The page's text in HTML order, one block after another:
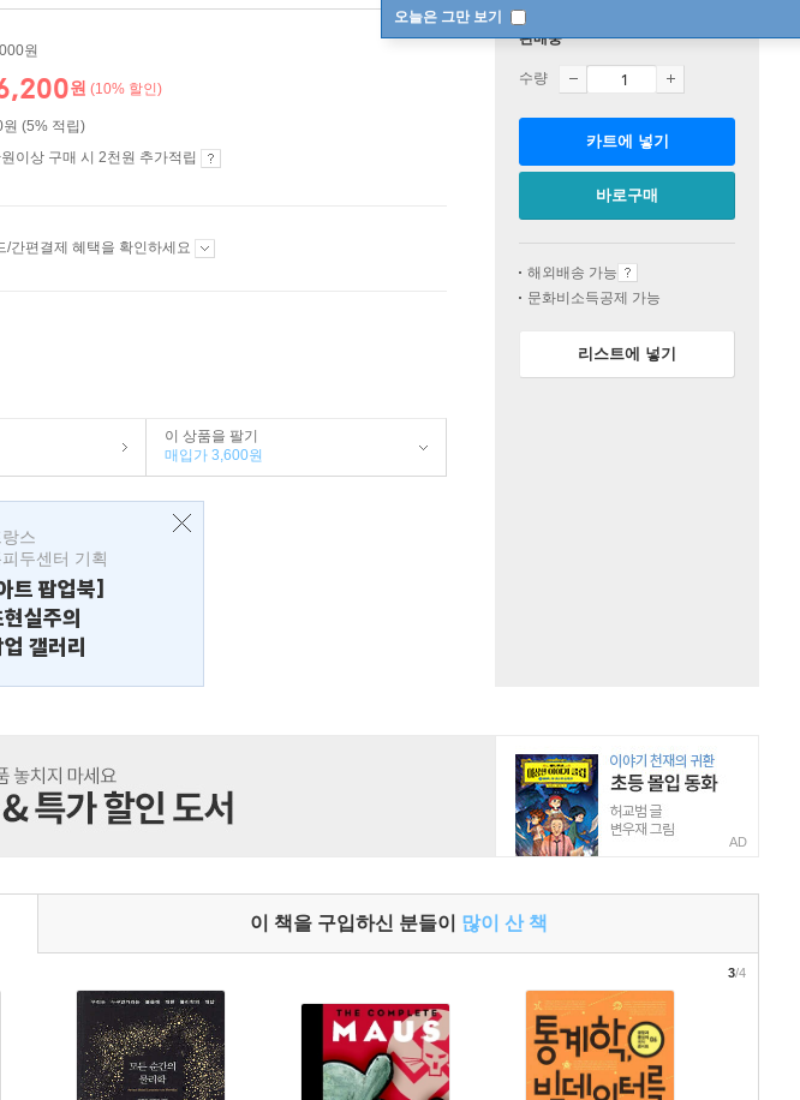
오늘은 그만 보기
원
원 (10% 할인)
(5% 적립)
이상 구매 시 2천원 추가적립
/간편결제 혜택을 확인하세요
이 상품을 팔기
매입가 3,600원
랑스
피두센터 기획
트 팝업북]
실주의
갤러리
판매중
수량
카트에 넣기
바로구매
해외배송 가능
문화비소득공제 가능
리스트에 넣기
AD
이 책을 구입하신 분들이 많이 산 책
3/4